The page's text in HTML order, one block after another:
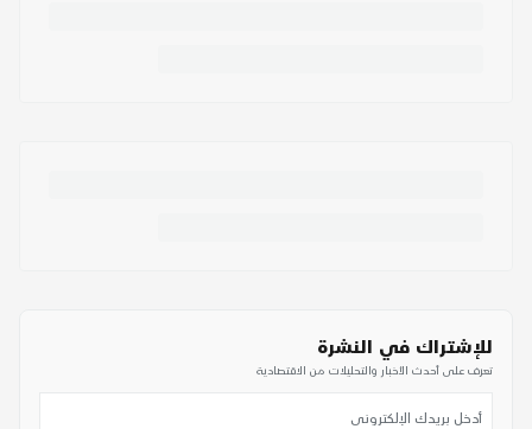
للإشتراك في النشرة
تعرف على أحدث الأخبار والتحليلات من الاقتصادية